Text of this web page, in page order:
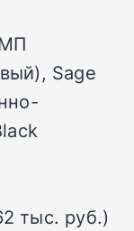
Sage
тыс. руб.)